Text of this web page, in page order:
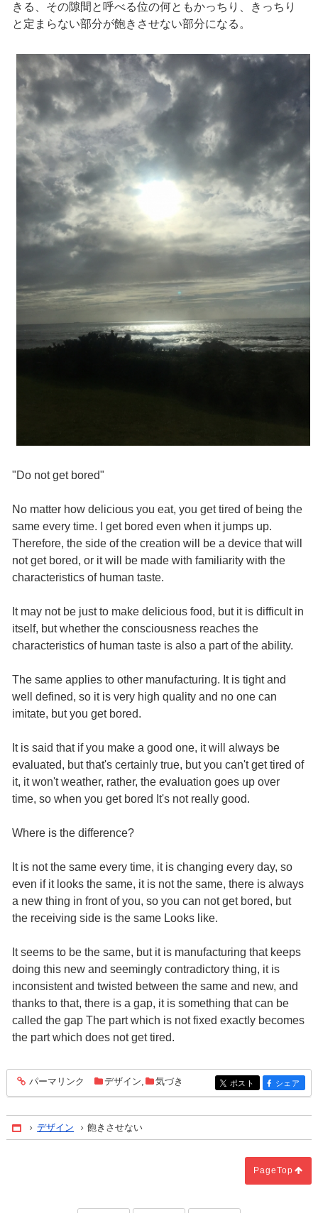
きる、その隙間と呼べる位の何ともかっちり、きっちり
と定まらない部分が飽きさせない部分になる。
"Do not get bored"
No matter how delicious you eat, you get tired of being the
same every time. I get bored even when it jumps up.
Therefore, the side of the creation will be a device that will
not get bored, or it will be made with familiarity with the
characteristics of human taste.
It may not be just to make delicious food, but it is difficult in
itself, but whether the consciousness reaches the
characteristics of human taste is also a part of the ability.
The same applies to other manufacturing. It is tight and
well defined, so it is very high quality and no one can
imitate, but you get bored.
It is said that if you make a good one, it will always be
evaluated, but that's certainly true, but you can't get tired of
it, it won't weather, rather, the evaluation goes up over
time, so when you get bored It's not really good.
Where is the difference?
It is not the same every time, it is changing every day, so
even if it looks the same, it is not the same, there is always
a new thing in front of you, so you can not get bored, but
the receiving side is the same Looks like.
It seems to be the same, but it is manufacturing that keeps
doing this new and seemingly contradictory thing, it is
inconsistent and twisted between the same and new, and
thanks to that, there is a gap, it is something that can be
called the gap The part which is not fixed exactly becomes
the part which does not get tired.
entry1275
パーマリンク デザイン, 気づき entry1275
ポスト entry1275
シェア
Home
デザイン 飽きさせない
PageTop